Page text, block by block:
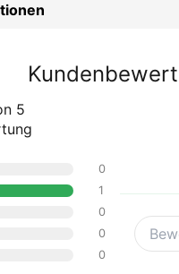
5
0
1
0
0
0